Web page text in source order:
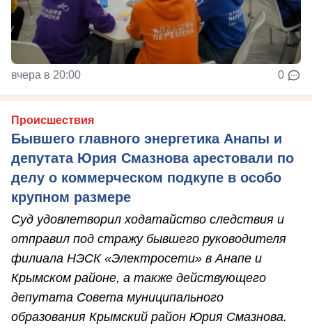
вчера в 20:00 0
Происшествия
Бывшего главного энергетика Анапы и
депутата Юрия Смазнова арестовали по
делу о коммерческом подкупе в особо
крупном размере
Суд удовлетворил ходатайство следствия и
отправил под стражу бывшего руководителя
филиала НЭСК «Электросети» в Анапе и
Крымском районе, а также действующего
депутата Совета муниципального
образования Крымский район Юрия Смазнова.